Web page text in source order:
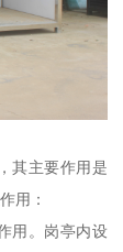
其主要作用是
用：
用。岗亭内设